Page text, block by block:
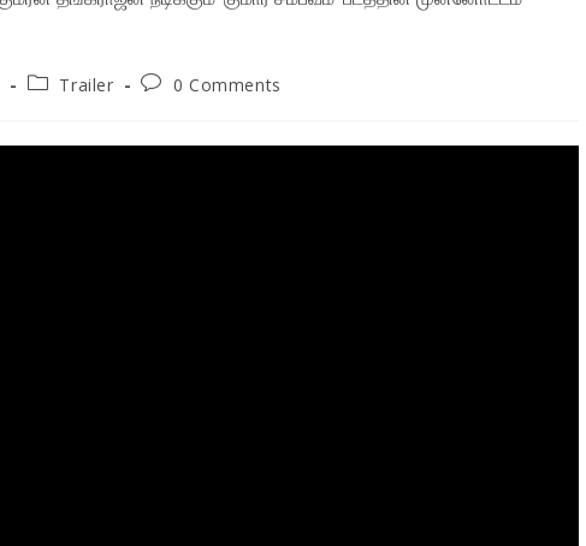
PostTrailer
Post0 Comments